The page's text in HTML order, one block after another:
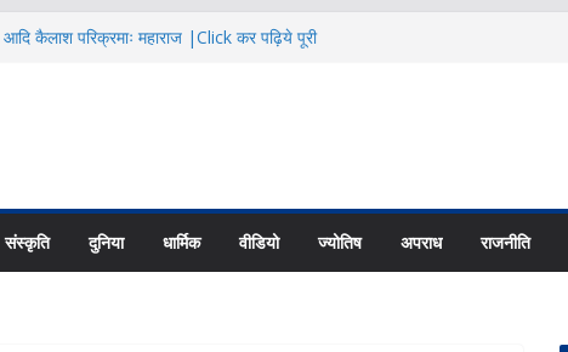
आदि कैलाश परिक्रमाः महाराज |Click कर पढ़िये पूरी
गंगा में बहा कांवड़िया, SDRF जवान ने
News
पूरी News
से अनावश्यक दस्तावेज न मांगे BLO|Click कर
संस्कृति दुनिया धार्मिक वीडियो ज्योतिष अपराध राजनीति